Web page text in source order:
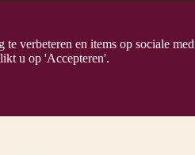
verbeteren en items op sociale
u op 'Accepteren'.